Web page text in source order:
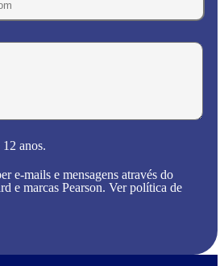
anos.
e-mails e mensagens através do
e marcas Pearson. Ver política de